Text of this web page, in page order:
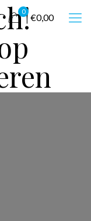
0
€0,00